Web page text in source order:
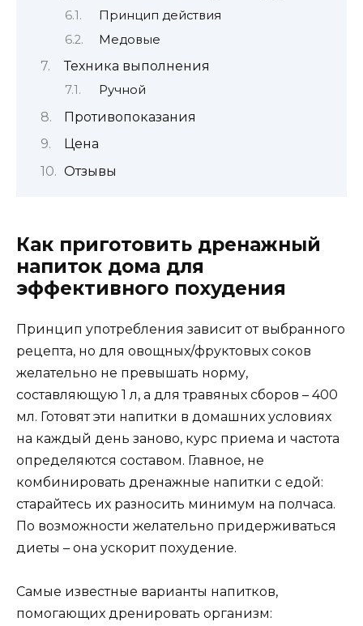
Принцип действия
Медовые
Техника выполнения
Ручной
Противопоказания
Цена
Отзывы
Как приготовить дренажный
напиток дома для
эффективного похудения
Принцип употребления зависит от выбранного
рецепта, но для овощных/фруктовых соков
желательно не превышать норму,
составляющую 1 л, а для травяных сборов – 400
мл. Готовят эти напитки в домашних условиях
на каждый день заново, курс приема и частота
определяются составом. Главное, не
комбинировать дренажные напитки с едой:
старайтесь их разносить минимум на полчаса.
По возможности желательно придерживаться
диеты – она ускорит похудение.
Самые известные варианты напитков,
помогающих дренировать организм: